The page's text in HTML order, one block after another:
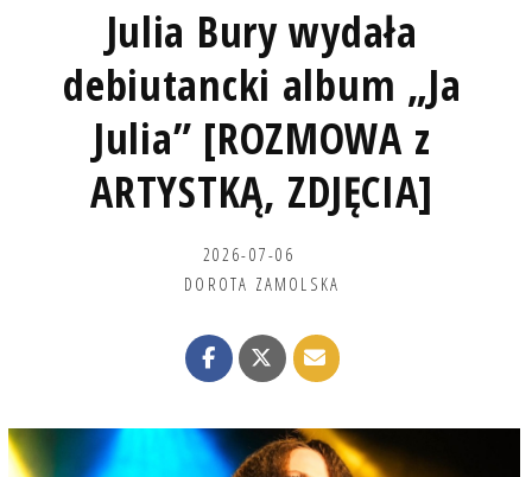
Julia Bury wydała
debiutancki album „Ja
Julia” [ROZMOWA z
ARTYSTKĄ, ZDJĘCIA]
2026-07-06
DOROTA ZAMOLSKA